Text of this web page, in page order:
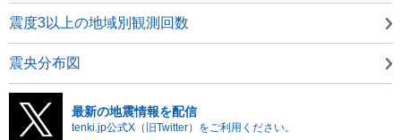
震度3以上の地域別観測回数
震央分布図
最新の地震情報を配信
tenki.jp公式X（旧Twitter）をご利用ください。